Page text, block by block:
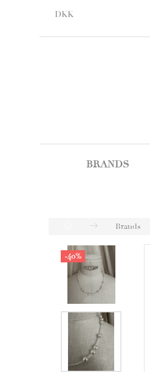
DKK
BRANDS
Brands
-40%